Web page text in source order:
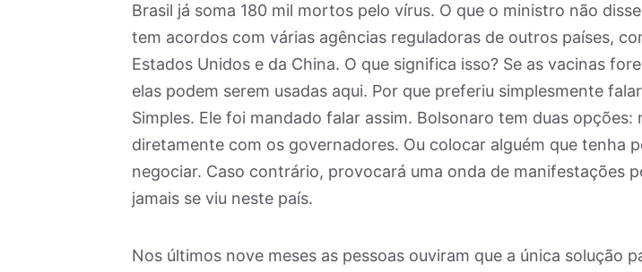
Brasil já soma 180 mil mortos pelo vírus. O que o ministro não
tem acordos com várias agências reguladoras de outros países,
Estados Unidos e da China. O que significa isso? Se as vacinas
elas podem serem usadas aqui. Por que preferiu simplesmente
Simples. Ele foi mandado falar assim. Bolsonaro tem duas opções:
diretamente com os governadores. Ou colocar alguém que tenha
negociar. Caso contrário, provocará uma onda de manifestações
jamais se viu neste país.
Nos últimos nove meses as pessoas ouviram que a única solução